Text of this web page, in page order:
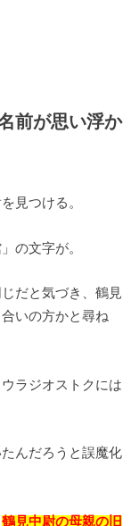
前が思い浮か
見つける。
の文字が。
だと気づき、鶴見
いの方かと尋ね
ラジオストクには
んだろうと誤魔化
鶴見中尉の母親の旧